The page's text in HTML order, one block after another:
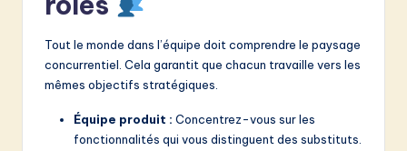
Tout le monde dans l’équipe doit comprendre le paysage
concurrentiel. Cela garantit que chacun travaille vers les
mêmes objectifs stratégiques.
Équipe produit : Concentrez-vous sur les
fonctionnalités qui vous distinguent des substituts.